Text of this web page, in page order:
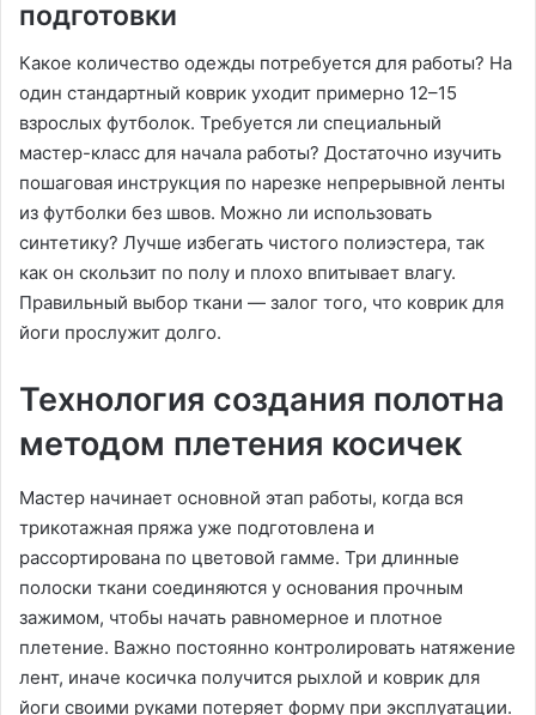
подготовки
Какое количество одежды потребуется для работы? На
один стандартный коврик уходит примерно 12–15
взрослых футболок. Требуется ли специальный
мастер-класс для начала работы? Достаточно изучить
пошаговая инструкция по нарезке непрерывной ленты
из футболки без швов. Можно ли использовать
синтетику? Лучше избегать чистого полиэстера, так
как он скользит по полу и плохо впитывает влагу.
Правильный выбор ткани — залог того, что коврик для
йоги прослужит долго.
Технология создания полотна
методом плетения косичек
Мастер начинает основной этап работы, когда вся
трикотажная пряжа уже подготовлена и
рассортирована по цветовой гамме. Три длинные
полоски ткани соединяются у основания прочным
зажимом, чтобы начать равномерное и плотное
плетение. Важно постоянно контролировать натяжение
лент, иначе косичка получится рыхлой и коврик для
йоги своими руками потеряет форму при эксплуатации.